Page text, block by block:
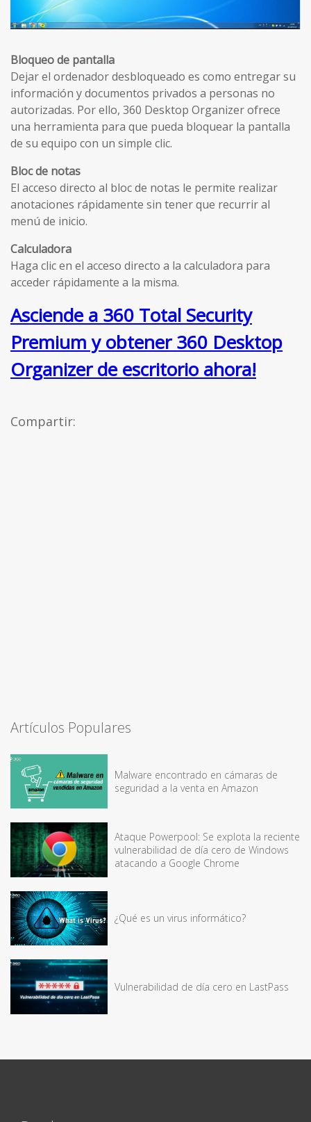
Bloqueo de pantalla
Dejar el ordenador desbloqueado es como entregar su
información y documentos privados a personas no
autorizadas. Por ello, 360 Desktop Organizer ofrece
una herramienta para que pueda bloquear la pantalla
de su equipo con un simple clic.
Bloc de notas
El acceso directo al bloc de notas le permite realizar
anotaciones rápidamente sin tener que recurrir al
menú de inicio.
Calculadora
Haga clic en el acceso directo a la calculadora para
acceder rápidamente a la misma.
Asciende a 360 Total Security
Premium y obtener 360 Desktop
Organizer de escritorio ahora!
Compartir:
Artículos Populares
Malware encontrado en cámaras de
seguridad a la venta en Amazon
Ataque Powerpool: Se explota la reciente
vulnerabilidad de día cero de Windows
atacando a Google Chrome
¿Qué es un virus informático?
Vulnerabilidad de día cero en LastPass